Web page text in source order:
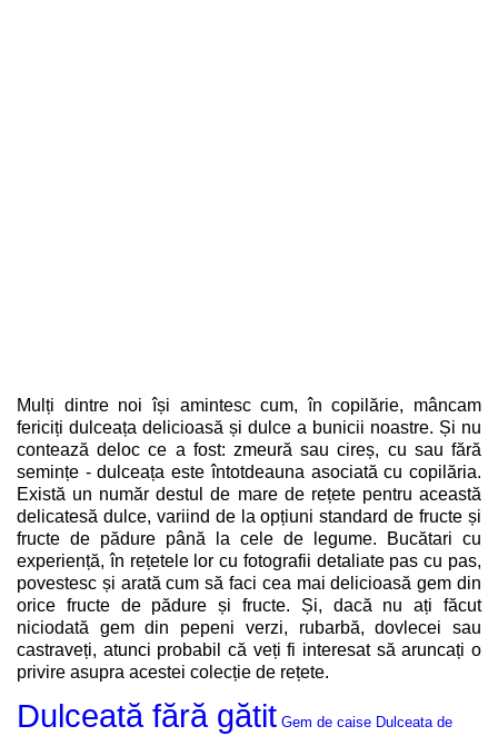
Mulți dintre noi își amintesc cum, în copilărie, mâncam
fericiți dulceața delicioasă și dulce a bunicii noastre. Și nu
contează deloc ce a fost: zmeură sau cireș, cu sau fără
semințe - dulceața este întotdeauna asociată cu copilăria.
Există un număr destul de mare de rețete pentru această
delicatesă dulce, variind de la opțiuni standard de fructe și
fructe de pădure până la cele de legume. Bucătari cu
experiență, în rețetele lor cu fotografii detaliate pas cu pas,
povestesc și arată cum să faci cea mai delicioasă gem din
orice fructe de pădure și fructe. Și, dacă nu ați făcut
niciodată gem din pepeni verzi, rubarbă, dovlecei sau
castraveți, atunci probabil că veți fi interesat să aruncați o
privire asupra acestei colecție de rețete.
Dulceată fără gătit Gem de caise Dulceata de